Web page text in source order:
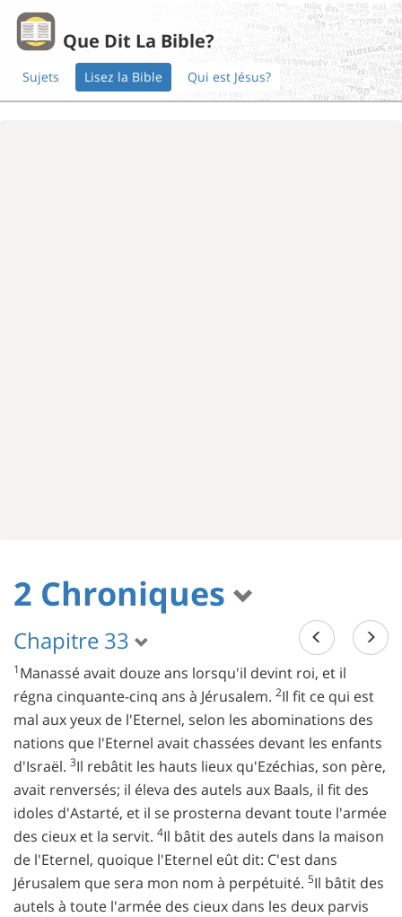
Que Dit La Bible?
Sujets Lisez la Bible Qui est Jésus?
2 Chroniques
Chapitre 33
1Manassé avait douze ans lorsqu'il devint roi, et il
régna cinquante-cinq ans à Jérusalem. 2Il fit ce qui est
mal aux yeux de l'Eternel, selon les abominations des
nations que l'Eternel avait chassées devant les enfants
d'Israël. 3Il rebâtit les hauts lieux qu'Ezéchias, son père,
avait renversés; il éleva des autels aux Baals, il fit des
idoles d'Astarté, et il se prosterna devant toute l'armée
des cieux et la servit. 4Il bâtit des autels dans la maison
de l'Eternel, quoique l'Eternel eût dit: C'est dans
Jérusalem que sera mon nom à perpétuité. 5Il bâtit des
autels à toute l'armée des cieux dans les deux parvis